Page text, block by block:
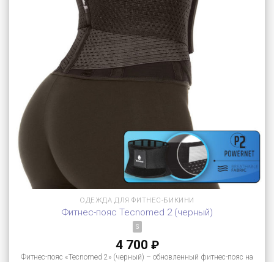
ОДЕЖДА ДЛЯ ФИТНЕС-БИКИНИ
Фитнес-пояс Tecnomed 2 (черный)
S
4 700 ₽
Фитнес-пояс «Tecnomed 2» (черный) – обновленный фитнес-пояс на